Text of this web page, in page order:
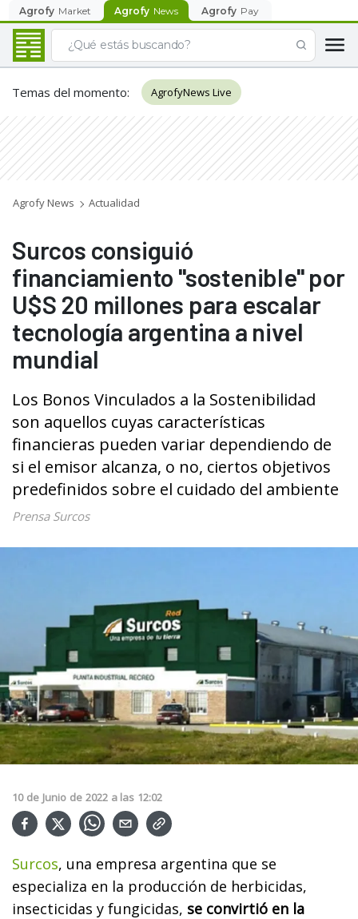
Agrofy Market Agrofy News Agrofy Pay
Temas del momento: AgrofyNews Live
Agrofy News Actualidad
Surcos consiguió
financiamiento "sostenible" por
U$S 20 millones para escalar
tecnología argentina a nivel
mundial
Los Bonos Vinculados a la Sostenibilidad
son aquellos cuyas características
financieras pueden variar dependiendo de
si el emisor alcanza, o no, ciertos objetivos
predefinidos sobre el cuidado del ambiente
Prensa Surcos
10 de Junio de 2022 a las 12:02
Surcos, una empresa argentina que se
especializa en la producción de herbicidas,
insecticidas y fungicidas, se convirtió en la